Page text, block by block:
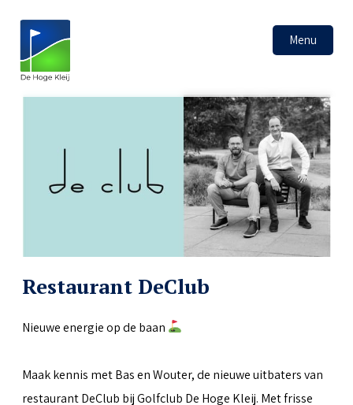
Menu
Restaurant DeClub
Nieuwe energie op de baan
Maak kennis met Bas en Wouter, de nieuwe uitbaters van
restaurant DeClub bij Golfclub De Hoge Kleij. Met frisse